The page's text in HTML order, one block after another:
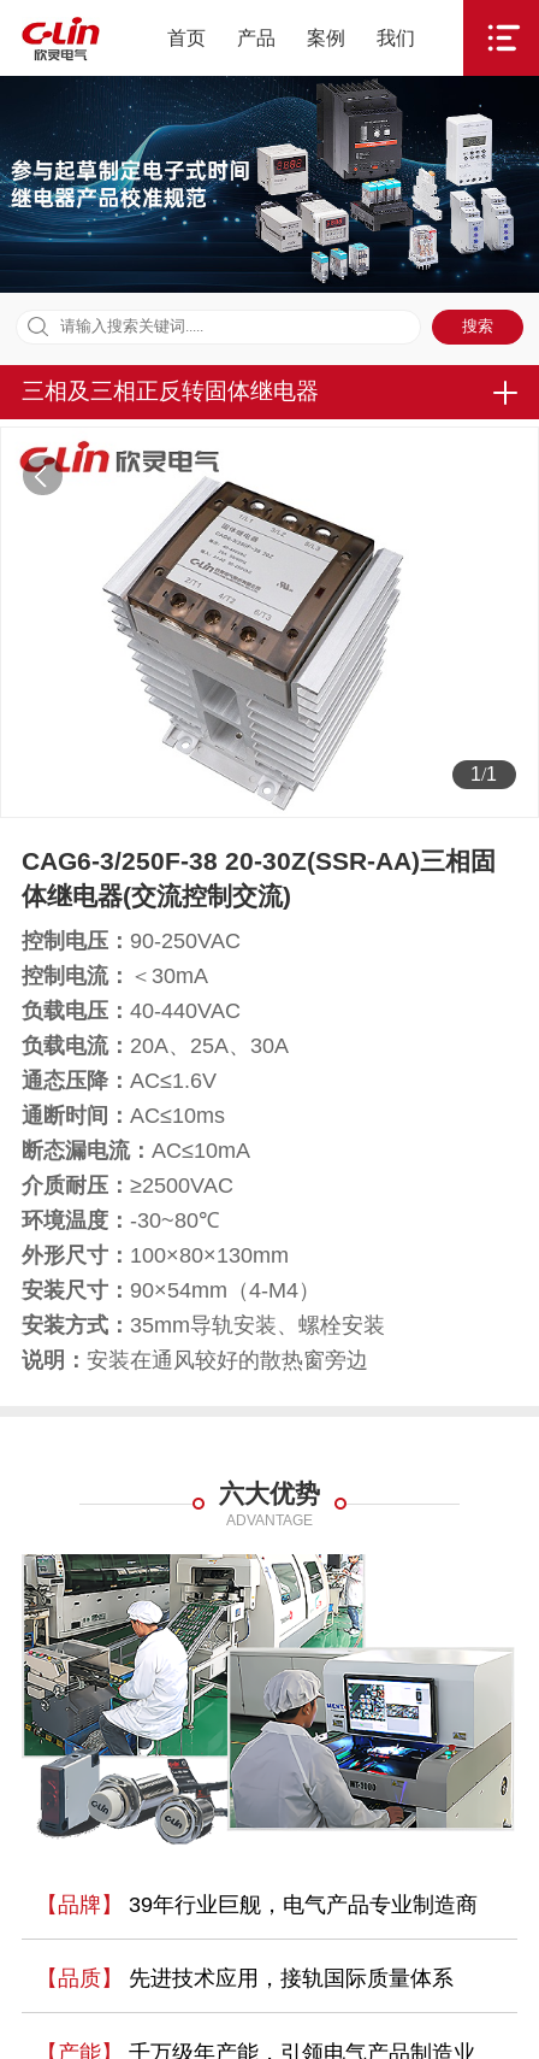
首页 产品 案例 我们
三相及三相正反转固体继电器
1/1
CAG6-3/250F-38 20-30Z(SSR-AA)三相固
体继电器(交流控制交流)
控制电压： 90-250VAC
控制电流： ＜30mA
负载电压： 40-440VAC
负载电流： 20A、25A、30A
通态压降： AC≤1.6V
通断时间： AC≤10ms
断态漏电流： AC≤10mA
介质耐压： ≥2500VAC
环境温度： -30~80℃
外形尺寸： 100×80×130mm
安装尺寸： 90×54mm（4-M4）
安装方式： 35mm导轨安装、螺栓安装
说明： 安装在通风较好的散热窗旁边
六大优势
ADVANTAGE
【品牌】 39年行业巨舰，电气产品专业制造商
【品质】 先进技术应用，接轨国际质量体系
【产能】 千万级年产能，引领电气产品制造业